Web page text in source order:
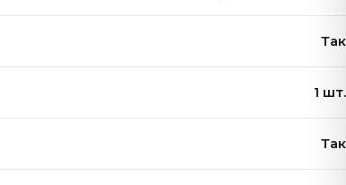
Так
1 шт.
Так